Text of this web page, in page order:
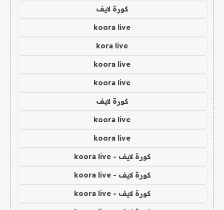
كورة لايف
koora live
kora live
koora live
koora live
كورة لايف
koora live
koora live
كورة لايف - koora live
كورة لايف - koora live
كورة لايف - koora live